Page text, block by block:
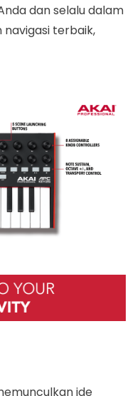
dan selalu dalam
terbaik,
ide